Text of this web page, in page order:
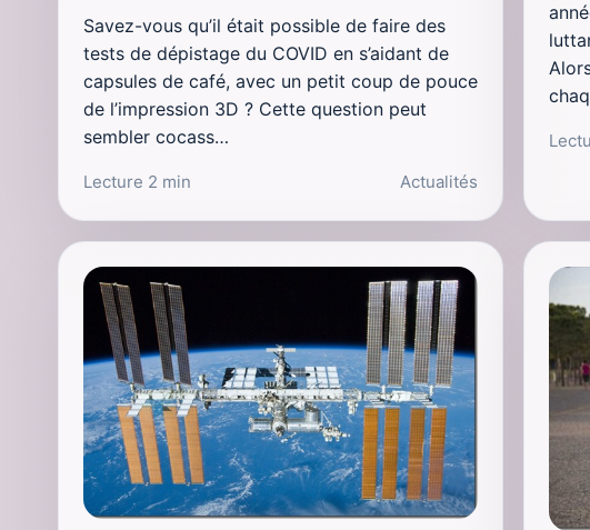
Savez-vous qu’il était possible de faire des
tests de dépistage du COVID en s’aidant de
capsules de café, avec un petit coup de pouce
de l’impression 3D ? Cette question peut
sembler cocass…
Lecture 2 min Actualités